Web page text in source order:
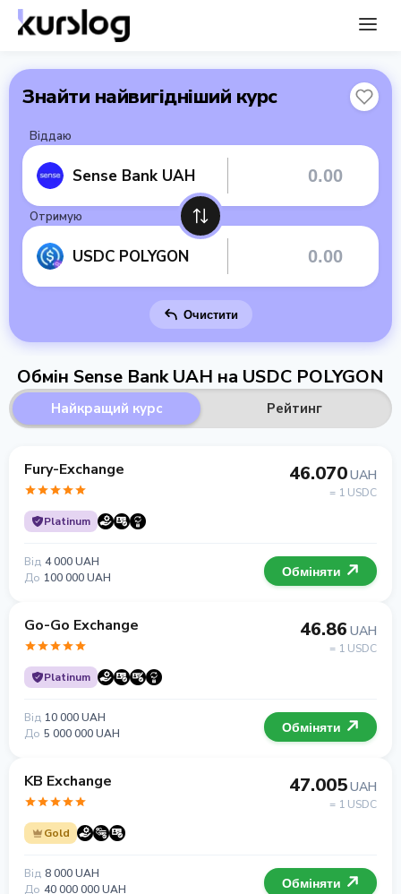
Знайти найвигідніший курс
Віддаю
Sense Bank UAH
Отримую
USDC POLYGON
Очистити
Обмін Sense Bank UAH на USDC POLYGON
Найкращий курс Рейтинг
Fury-Exchange
Platinum
46.070UAH
= 1 USDC
Від 4 000 UAH
До 100 000 UAH Обміняти
Go-Go Exchange
Platinum
46.86 UAH
= 1 USDC
Від 10 000 UAH
До 5 000 000 UAH Обміняти
KB Exchange
Gold
47.005UAH
= 1 USDC
Від 8 000 UAH
До 40 000 000 UAH Обміняти